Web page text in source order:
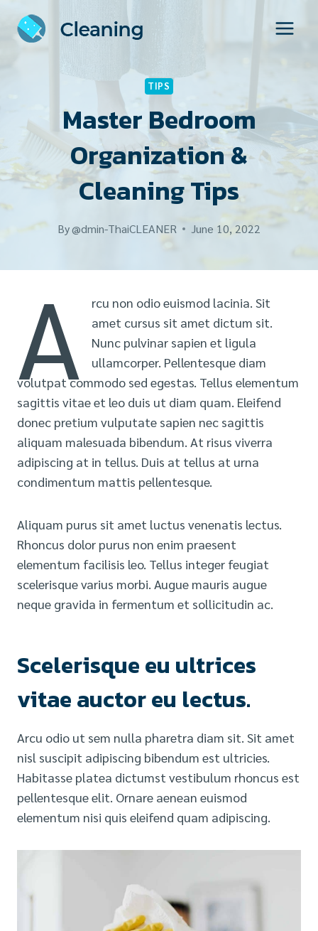
TIPS
Master Bedroom
Organization &
Cleaning Tips
By@dmin-ThaiCLEANER June 10, 2022
A
rcu non odio euismod lacinia. Sit
amet cursus sit amet dictum sit.
Nunc pulvinar sapien et ligula
ullamcorper. Pellentesque diam
volutpat commodo sed egestas. Tellus elementum
sagittis vitae et leo duis ut diam quam. Eleifend
donec pretium vulputate sapien nec sagittis
aliquam malesuada bibendum. At risus viverra
adipiscing at in tellus. Duis at tellus at urna
condimentum mattis pellentesque.
Aliquam purus sit amet luctus venenatis lectus.
Rhoncus dolor purus non enim praesent
elementum facilisis leo. Tellus integer feugiat
scelerisque varius morbi. Augue mauris augue
neque gravida in fermentum et sollicitudin ac.
Scelerisque eu ultrices
vitae auctor eu lectus.
Arcu odio ut sem nulla pharetra diam sit. Sit amet
nisl suscipit adipiscing bibendum est ultricies.
Habitasse platea dictumst vestibulum rhoncus est
pellentesque elit. Ornare aenean euismod
elementum nisi quis eleifend quam adipiscing.